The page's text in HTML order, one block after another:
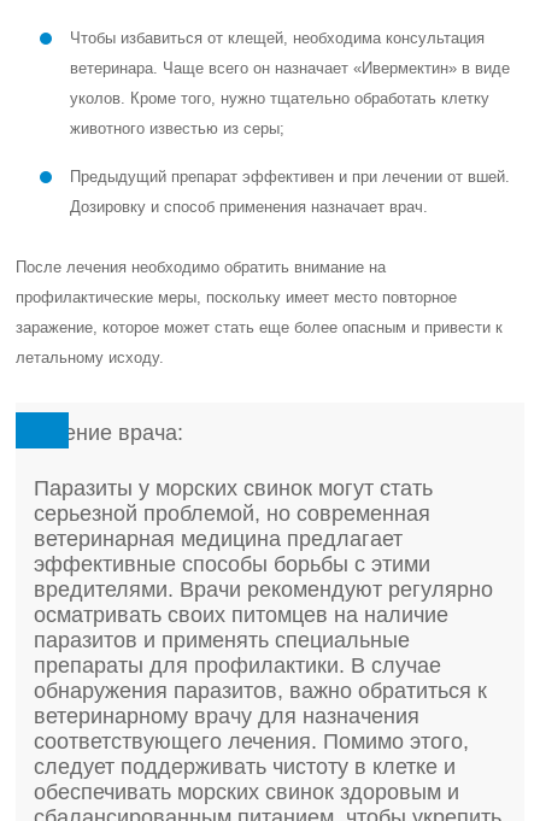
Чтобы избавиться от клещей, необходима консультация
ветеринара. Чаще всего он назначает «Ивермектин» в виде
уколов. Кроме того, нужно тщательно обработать клетку
животного известью из серы;
Предыдущий препарат эффективен и при лечении от вшей.
Дозировку и способ применения назначает врач.
После лечения необходимо обратить внимание на
профилактические меры, поскольку имеет место повторное
заражение, которое может стать еще более опасным и привести к
летальному исходу.
Мнение врача:
Паразиты у морских свинок могут стать
серьезной проблемой, но современная
ветеринарная медицина предлагает
эффективные способы борьбы с этими
вредителями. Врачи рекомендуют регулярно
осматривать своих питомцев на наличие
паразитов и применять специальные
препараты для профилактики. В случае
обнаружения паразитов, важно обратиться к
ветеринарному врачу для назначения
соответствующего лечения. Помимо этого,
следует поддерживать чистоту в клетке и
обеспечивать морских свинок здоровым и